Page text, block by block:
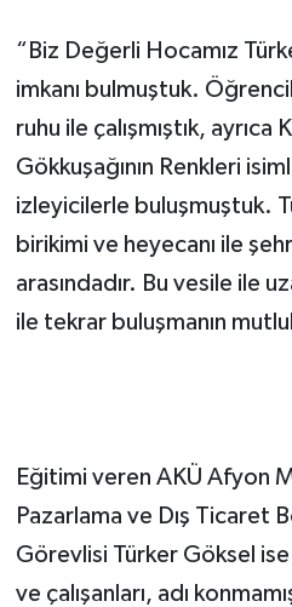
“Biz Değerli Hocamız
imkanı bulmuştuk.
ruhu ile çalışmıştık, ayrıca
Gökkuşağının Renkleri
izleyicilerle buluşmuştuk.
birikimi ve heyecanı ile
arasındadır. Bu vesile ile
ile tekrar buluşmanın
Eğitimi veren AKÜ Afyon
Pazarlama ve Dış Ticaret
Görevlisi Türker Göksel
ve çalışanları, adı